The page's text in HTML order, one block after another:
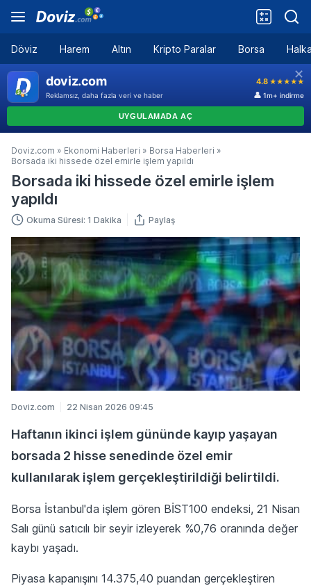
Döviz Harem Altın Kripto Paralar Borsa
Doviz.com » Ekonomi Haberleri » Borsa Haberleri »
Borsada iki hissede özel emirle işlem yapıldı
Borsada iki hissede özel emirle işlem
yapıldı
Okuma Süresi: 1 Dakika Paylaş
Doviz.com 22 Nisan 2026 09:45
Haftanın ikinci işlem gününde kayıp yaşayan
borsada 2 hisse senedinde özel emir
kullanılarak işlem gerçekleştirildiği belirtildi.
Borsa İstanbul'da işlem gören BİST100 endeksi, 21 Nisan
Salı günü satıcılı bir seyir izleyerek %0,76 oranında değer
kaybı yaşadı.
Piyasa kapanışını 14.375,40 puandan gerçekleştiren